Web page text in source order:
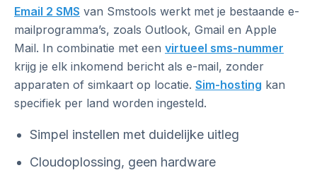
Email 2 SMS van Smstools werkt met je bestaande e-
mailprogramma’s, zoals Outlook, Gmail en Apple
Mail. In combinatie met een virtueel sms-nummer
krijg je elk inkomend bericht als e-mail, zonder
apparaten of simkaart op locatie. Sim-hosting kan
specifiek per land worden ingesteld.
Simpel instellen met duidelijke uitleg
Cloudoplossing, geen hardware